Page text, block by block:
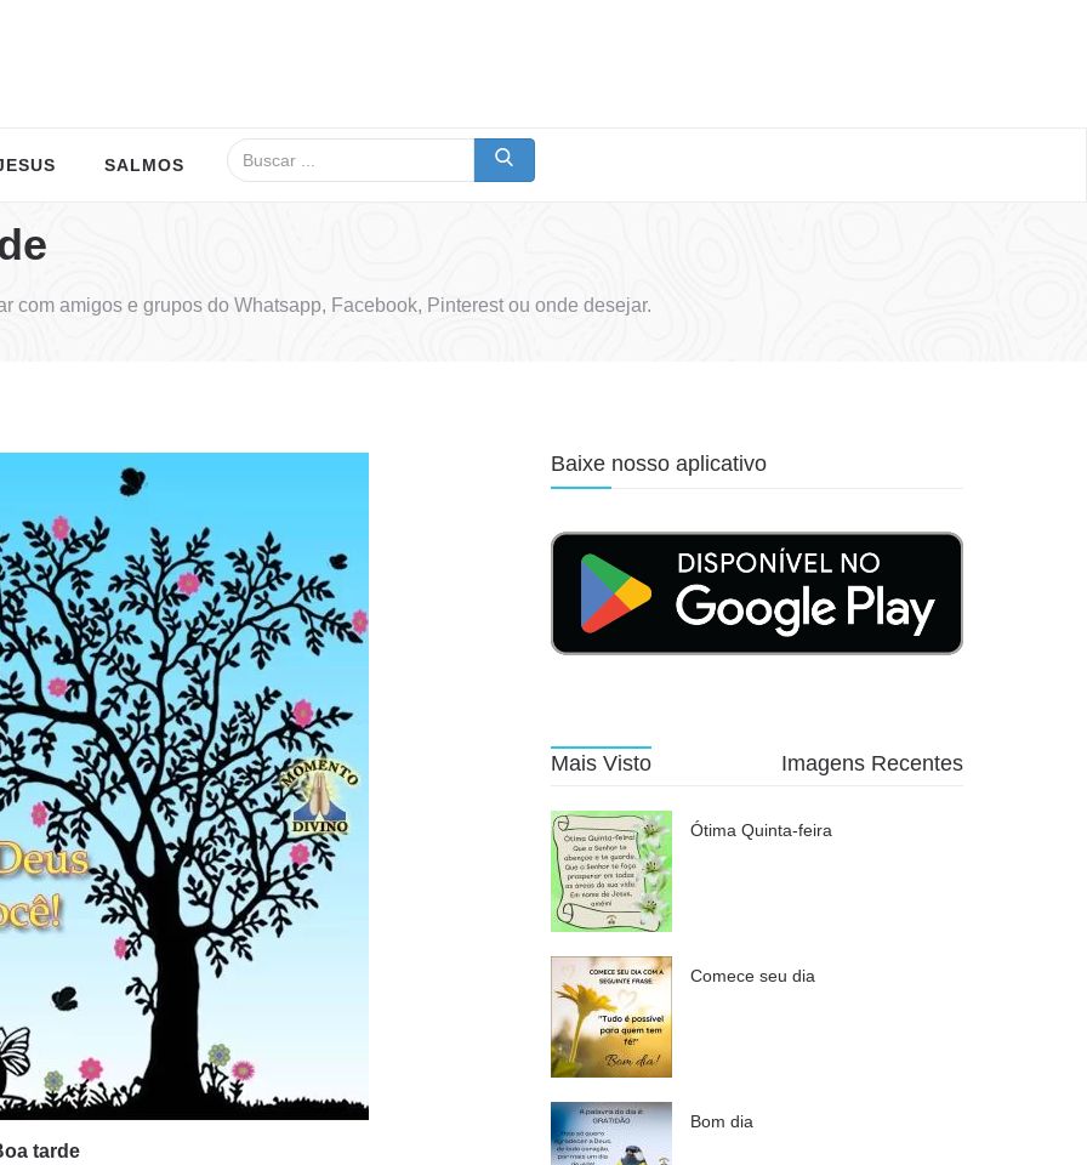
SALMOS
com amigos e grupos do Whatsapp, Facebook, Pinterest ou onde desejar.
tarde
Baixe nosso aplicativo
Mais Visto Imagens Recentes
Ótima Quinta-feira
Comece seu dia
Bom dia